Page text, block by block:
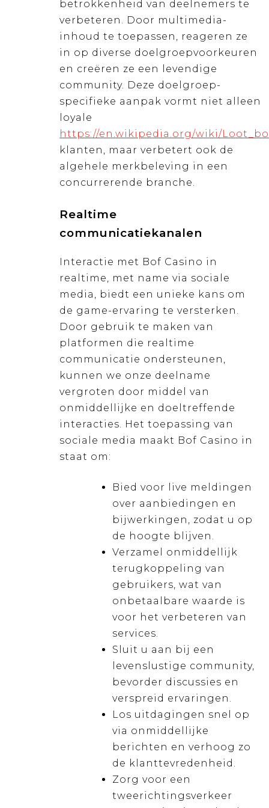
betrokkenheid van deelnemers te
verbeteren. Door multimedia-
inhoud te toepassen, reageren ze
in op diverse doelgroepvoorkeuren
en creëren ze een levendige
community. Deze doelgroep-
specifieke aanpak vormt niet alleen
loyale
https://en.wikipedia.org/wiki/
klanten, maar verbetert ook de
algehele merkbeleving in een
concurrerende branche.
Realtime
communicatiekanalen
Interactie met Bof Casino in
realtime, met name via sociale
media, biedt een unieke kans om
de game-ervaring te versterken.
Door gebruik te maken van
platformen die realtime
communicatie ondersteunen,
kunnen we onze deelname
vergroten door middel van
onmiddellijke en doeltreffende
interacties. Het toepassing van
sociale media maakt Bof Casino in
staat om:
Bied voor live meldingen
over aanbiedingen en
bijwerkingen, zodat u op
de hoogte blijven.
Verzamel onmiddellijk
terugkoppeling van
gebruikers, wat van
onbetaalbare waarde is
voor het verbeteren van
services.
Sluit u aan bij een
levenslustige community,
bevorder discussies en
verspreid ervaringen.
Los uitdagingen snel op
via onmiddellijke
berichten en verhoog zo
de klanttevredenheid.
Zorg voor een
tweerichtingsverkeer